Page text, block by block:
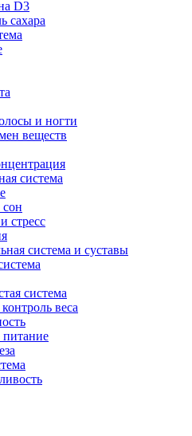
D3
сахара
и ногти
веществ
система
стресс
система и суставы
система
веса